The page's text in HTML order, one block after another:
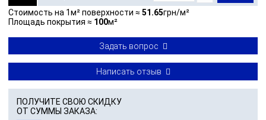
Стоимость на 1м² поверхности ≈ 51.65грн/м²
Площадь покрытия ≈ 100м²
Задать вопрос
Написать отзыв
ПОЛУЧИТЕ СВОЮ СКИДКУ
ОТ СУММЫ ЗАКАЗА: